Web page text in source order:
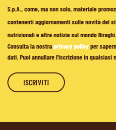
S.p.A., come, ma non solo, materiale
contenenti aggiornamenti sulle novità del
nutrizionali e altre notizie sul mondo Biraghi.
Consulta la nostraprivacy policyper
dati. Puoi annullare l'iscrizione in qualsiasi